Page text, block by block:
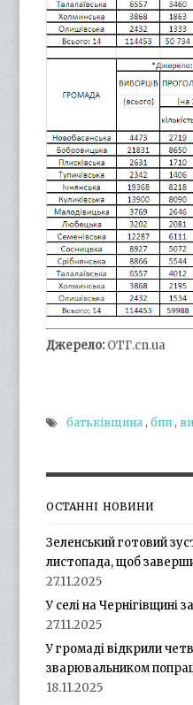
Джерело: ОТГ.cn.ua
батьківщина ,бпп ,
ОСТАННІ НОВИНИ
Зеленський готовий
листопада, щоб
27.11.2025
У селі на Чернігівщині
27.11.2025
У громаді відкрили
зварювальником
18.11.2025